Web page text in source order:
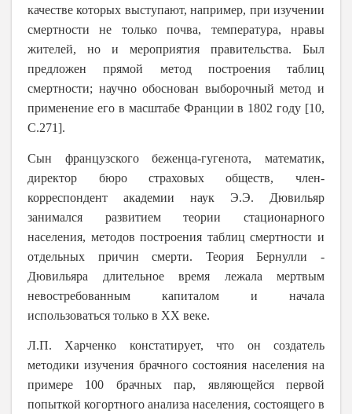
качестве которых выступают, например, при изучении
смертности не только почва, температура, нравы
жителей, но и мероприятия правительства. Был
предложен прямой метод построения таблиц
смертности; научно обоснован выборочный метод и
применение его в масштабе Франции в 1802 году [10,
С.271].
Сын французского беженца-гугенота, математик,
директор бюро
страховых обществ, член-
корреспондент академии наук Э.Э. Дювильяр
занимался развитием теории стационарного
населения, методов построения таблиц смертности и
отдельных причин смерти. Теория Бернулли -
Дювильяра длительное время лежала мертвым
невостребованным капиталом и начала
использоваться только в ХХ веке.
Л.П. Харченко констатирует, что он создатель
методики изучения брачного состояния населения на
примере 100 брачных пар, являющейся первой
попыткой когортного анализа населения, состоящего в